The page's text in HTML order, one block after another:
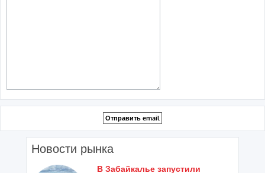
Новости рынка
В Забайкалье запустили